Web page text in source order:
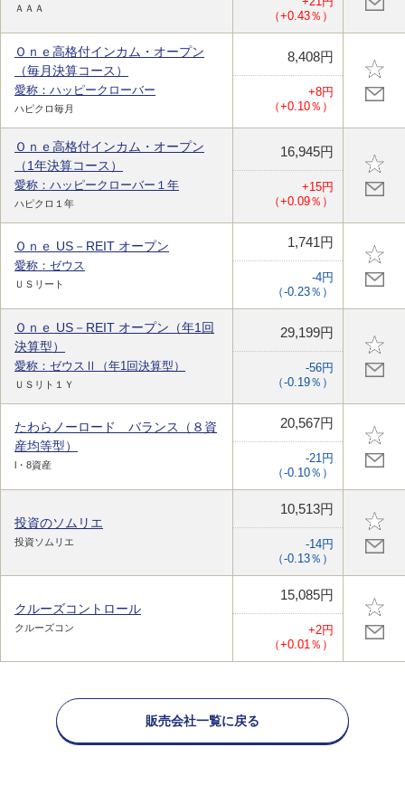
ＡＡＡ
（+0.43％）
Ｏｎｅ高格付インカム・オープン
（毎月決算コース）
愛称：ハッピークローバー
ハピクロ毎月
8,408円
+8円
（+0.10％）
Ｏｎｅ高格付インカム・オープン
（1年決算コース）
愛称：ハッピークローバー１年
ハピクロ１年
16,945円
+15円
（+0.09％）
Ｏｎｅ US－REIT オープン
愛称：ゼウス
ＵＳリート
1,741円
-4円
（-0.23％）
Ｏｎｅ US－REIT オープン（年1回
決算型）
愛称：ゼウスⅡ（年1回決算型）
ＵＳリト１Ｙ
29,199円
-56円
（-0.19％）
たわらノーロード バランス（８資
産均等型）
l・8資産
20,567円
-21円
（-0.10％）
投資のソムリエ
投資ソムリエ
10,513円
-14円
（-0.13％）
クルーズコントロール
クルーズコン
15,085円
+2円
（+0.01％）
販売会社一覧に戻る